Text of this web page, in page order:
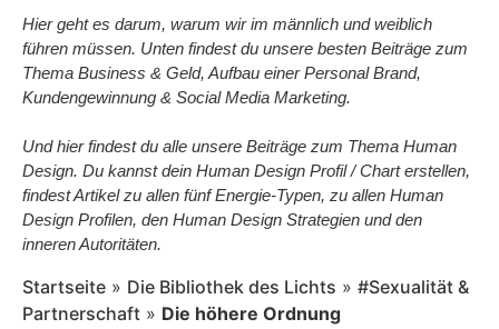
Hier geht es darum, warum wir im männlich und weiblich
führen müssen. Unten findest du unsere besten Beiträge zum
Thema Business & Geld, Aufbau einer Personal Brand,
Kundengewinnung & Social Media Marketing.
Und hier findest du alle unsere Beiträge zum Thema Human
Design. Du kannst dein Human Design Profil / Chart erstellen,
findest Artikel zu allen fünf Energie-Typen, zu allen Human
Design Profilen, den Human Design Strategien und den
inneren Autoritäten.
Startseite » Die Bibliothek des Lichts » #Sexualität &
Partnerschaft » Die höhere Ordnung